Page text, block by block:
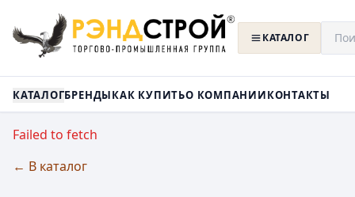
КАТАЛОГ
КАТАЛОГБРЕНДЫКАК КУПИТЬО КОМПАНИИКОНТАКТЫ
Failed to fetch
← В каталог